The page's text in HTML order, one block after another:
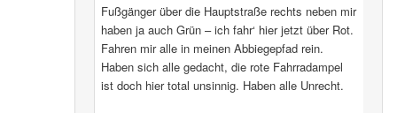
Fußgänger über die Hauptstraße rechts neben mir
haben ja auch Grün – ich fahr‘ hier jetzt über Rot.
Fahren mir alle in meinen Abbiegepfad rein.
Haben sich alle gedacht, die rote Fahrradampel
ist doch hier total unsinnig. Haben alle Unrecht.